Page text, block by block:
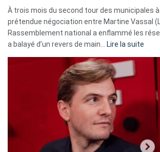
À trois mois du second tour des municipales
prétendue négociation entre Martine Vassal
Rassemblement national a enflammé les
a balayé d’un revers de main…
Lire la suite